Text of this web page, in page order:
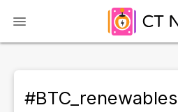
#BTC_renewables